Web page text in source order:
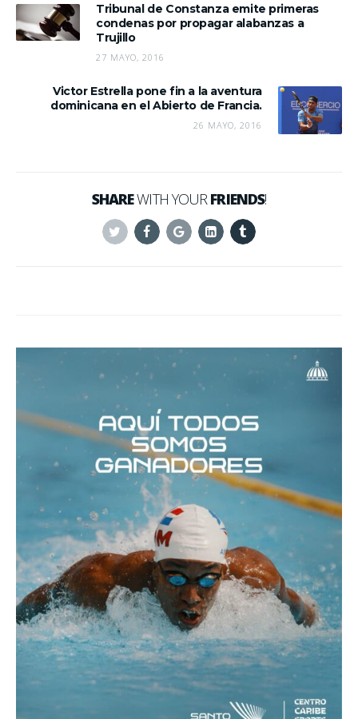
Tribunal de Constanza emite primeras
condenas por propagar alabanzas a
Trujillo
27 MAYO, 2016
Victor Estrella pone fin a la aventura
dominicana en el Abierto de Francia.
26 MAYO, 2016
SHAREWITH YOURFRIENDS!